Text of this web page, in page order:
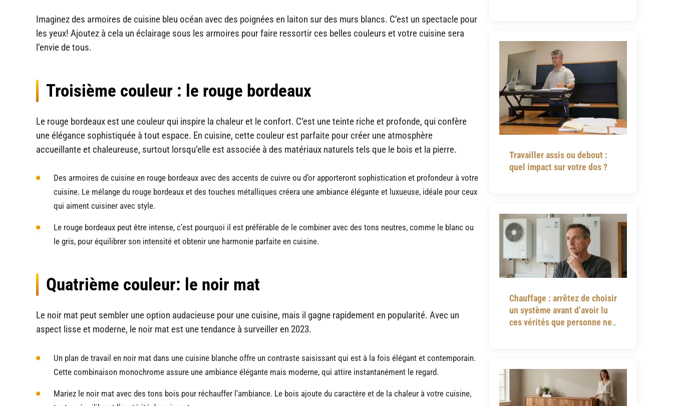
Imaginez des armoires de cuisine bleu océan avec des poignées en laiton sur des murs blancs. C’est un spectacle pour
les yeux! Ajoutez à cela un éclairage sous les armoires pour faire ressortir ces belles couleurs et votre cuisine sera
l’envie de tous.
Troisième couleur : le rouge bordeaux
Le rouge bordeaux est une couleur qui inspire la chaleur et le confort. C’est une teinte riche et profonde, qui confère
une élégance sophistiquée à tout espace. En cuisine, cette couleur est parfaite pour créer une atmosphère
accueillante et chaleureuse, surtout lorsqu’elle est associée à des matériaux naturels tels que le bois et la pierre.
Des armoires de cuisine en rouge bordeaux avec des accents de cuivre ou d’or apporteront sophistication et profondeur à votre
cuisine. Le mélange du rouge bordeaux et des touches métalliques créera une ambiance élégante et luxueuse, idéale pour ceux
qui aiment cuisiner avec style.
Le rouge bordeaux peut être intense, c’est pourquoi il est préférable de le combiner avec des tons neutres, comme le blanc ou
le gris, pour équilibrer son intensité et obtenir une harmonie parfaite en cuisine.
Quatrième couleur: le noir mat
Le noir mat peut sembler une option audacieuse pour une cuisine, mais il gagne rapidement en popularité. Avec un
aspect lisse et moderne, le noir mat est une tendance à surveiller en 2023.
Un plan de travail en noir mat dans une cuisine blanche offre un contraste saisissant qui est à la fois élégant et contemporain.
Cette combinaison monochrome assure une ambiance élégante mais moderne, qui attire instantanément le regard.
Mariez le noir mat avec des tons bois pour réchauffer l’ambiance. Le bois ajoute du caractère et de la chaleur à votre cuisine,
Travailler assis ou debout :
quel impact sur votre dos ?
Chauffage : arrêtez de choisir
un système avant d’avoir lu
ces vérités que personne ne